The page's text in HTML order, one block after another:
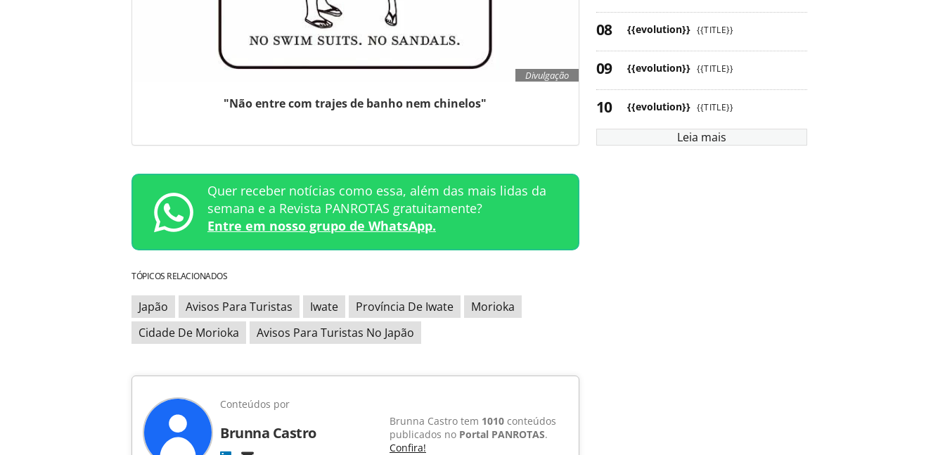
Divulgação
"Não entre com trajes de banho nem chinelos"
Quer receber notícias como essa, além das mais lidas da
semana e a Revista PANROTAS gratuitamente?
Entre em nosso grupo de WhatsApp.
TÓPICOS RELACIONADOS
Japão Avisos Para Turistas Iwate Província De Iwate
Morioka
Cidade De Morioka
Avisos Para Turistas No Japão
Conteúdos por
Brunna Castro
Brunna Castro tem 1010 conteúdos
publicados no Portal PANROTAS.
Confira!
{{evolution}} {{TITLE}}
{{evolution}} {{TITLE}}
{{evolution}} {{TITLE}}
Leia mais